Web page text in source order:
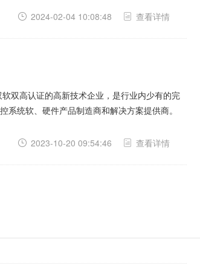
2024-02-04 10:08:48 查看详情
双高认证的高新技术企业，是行业内少有的完
统软、硬件产品制造商和解决方案提供商。
2023-10-20 09:54:46 查看详情